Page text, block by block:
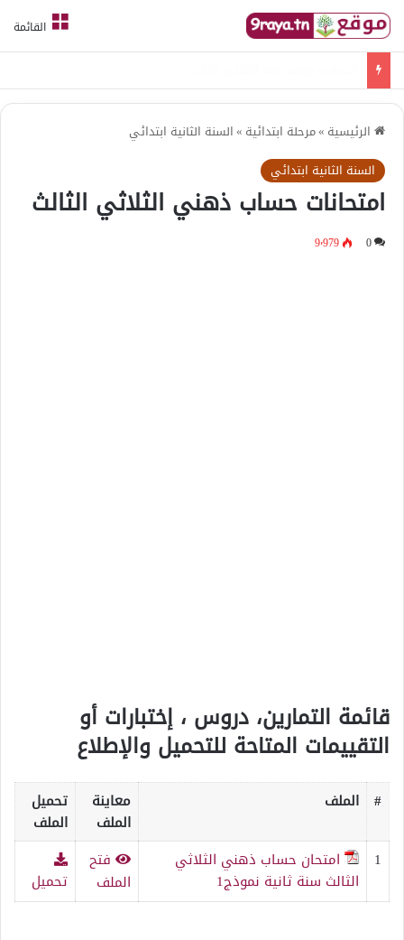
القائمة
الرئيسية »مرحلة ابتدائية »السنة الثانية ابتدائي
السنة الثانية ابتدائي
امتحانات حساب ذهني الثلاثي الثالث
0 9٬979
قائمة التمارين، دروس ، إختبارات أو
التقييمات المتاحة للتحميل والإطلاع
# الملف
معاينة
الملف
تحميل
الملف
1
امتحان حساب ذهني الثلاثي
الثالث سنة ثانية نموذج1
فتح
الملف
تحميل